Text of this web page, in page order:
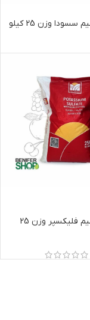
سولفات پتاسیم سسودا وزن 25 کیلو
سولفات پتاسیم فلیکسپر وزن 25